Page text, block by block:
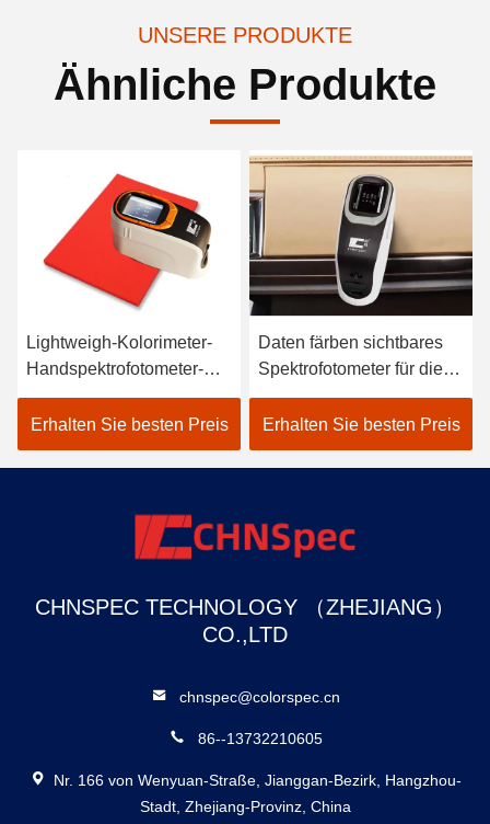
UNSERE PRODUKTE
Ähnliche Produkte
Lightweigh-Kolorimeter-
Handspektrofotometer-
Atomauto-Farben-
Scanner
Erhalten Sie besten Preis
Daten färben sichtbares
Spektrofotometer für die
Textilfarbe, die im
Schwarzen
zusammenpaßt
Erhalten Sie besten Preis
CHNSPEC TECHNOLOGY （ZHEJIANG）
CO.,LTD
chnspec@colorspec.cn
86--13732210605
Nr. 166 von Wenyuan-Straße, Jianggan-Bezirk, Hangzhou-
Stadt, Zhejiang-Provinz, China